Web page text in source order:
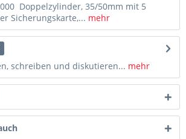
Doppelzylinder, 35/50mm mit 5
Sicherungskarte,... mehr
schreiben und diskutieren... mehr